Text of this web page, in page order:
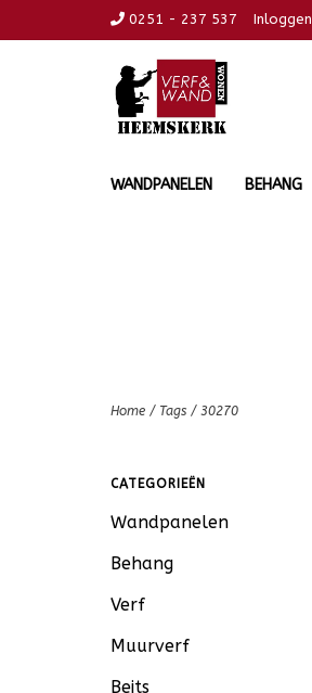
0251 - 237 537 Inloggen
WANDPANELEN BEHANG
Home / Tags / 30270
CATEGORIEËN
Wandpanelen
Behang
Verf
Muurverf
Beits